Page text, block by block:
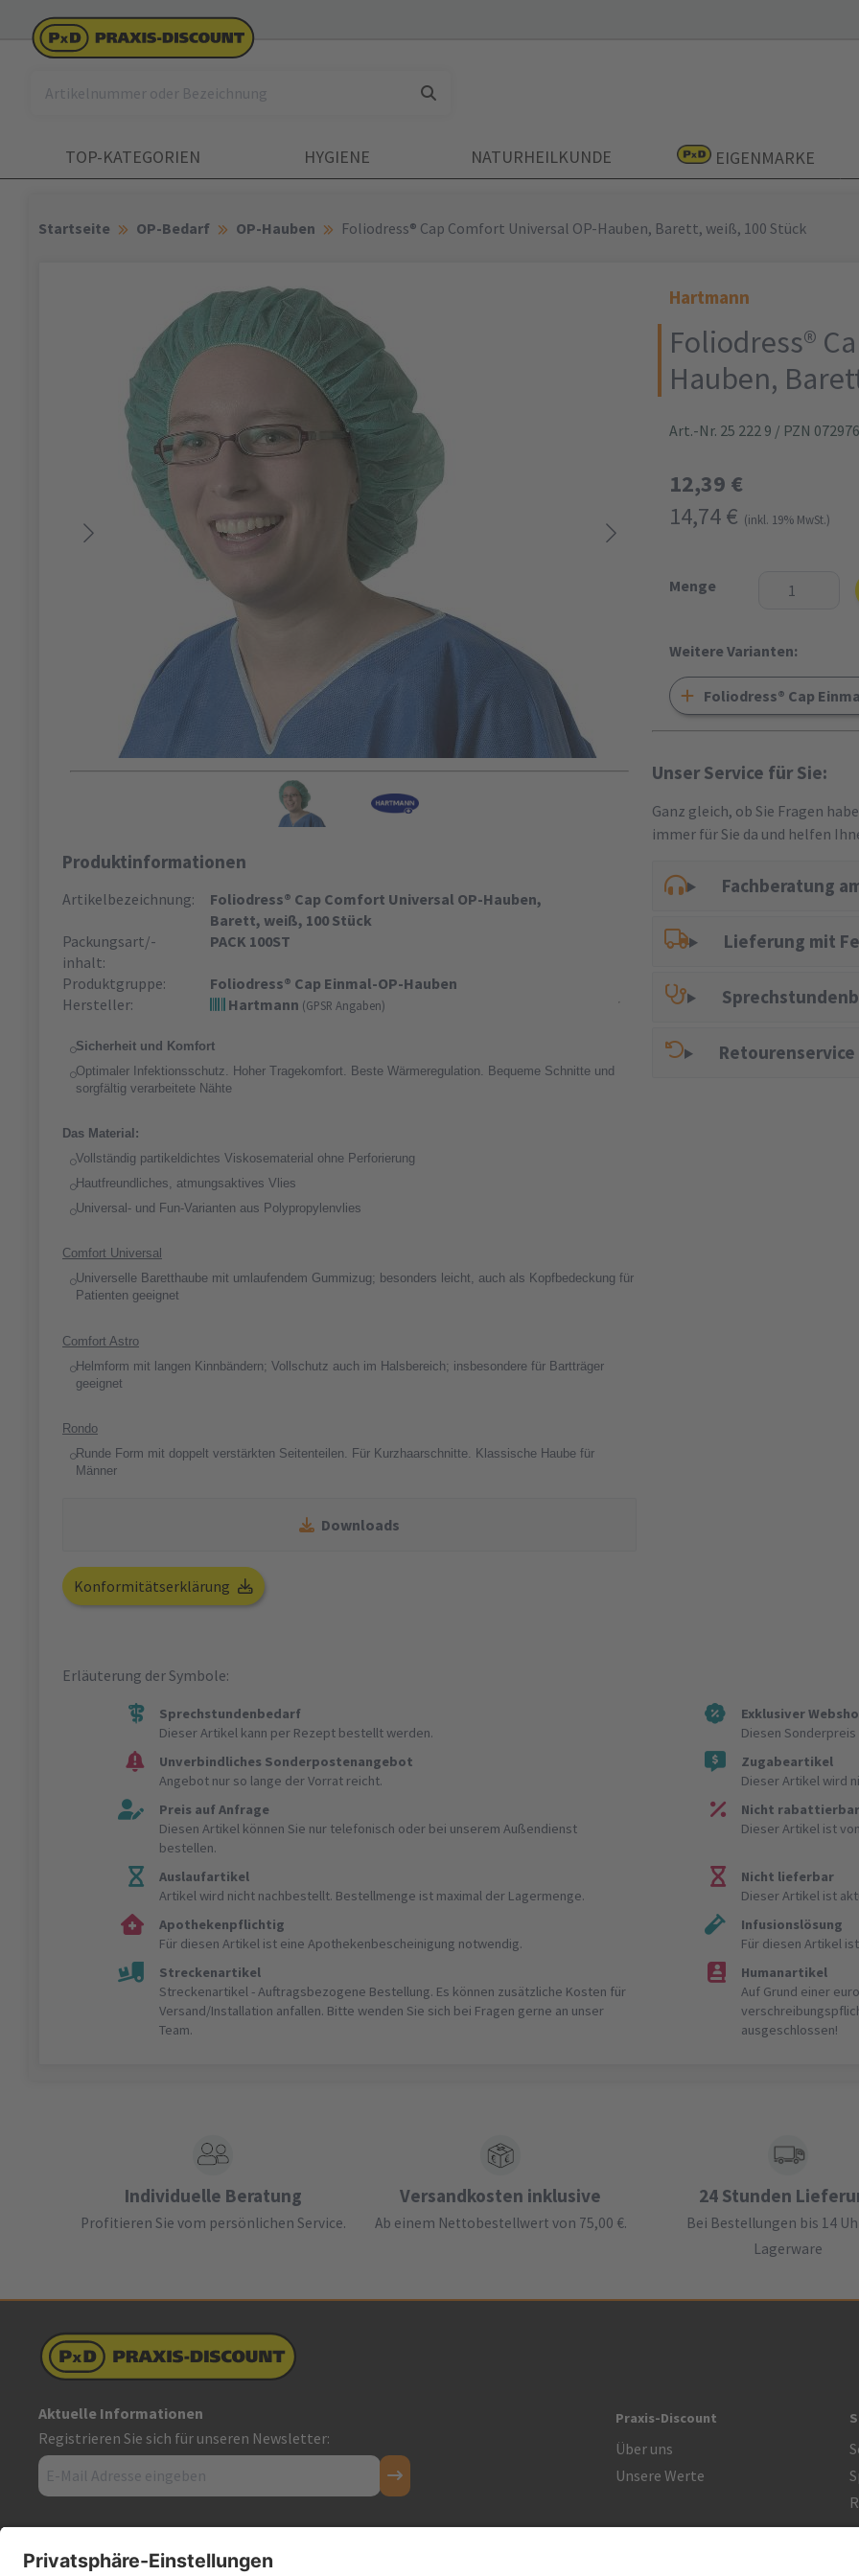
TOP-KATEGORIEN HYGIENE NATURHEILKUNDE EIGENMARKE
Startseite OP-Bedarf OP-Hauben Foliodress® Cap Comfort Universal OP-Hauben, Barett, weiß, 100 Stück
Produktinformationen
Artikelbezeichnung:
Foliodress® Cap Comfort Universal OP-Hauben,
Barett, weiß, 100 Stück
Packungsart/-
inhalt:
PACK 100ST
Produktgruppe:
Foliodress® Cap Einmal-OP-Hauben
Hersteller:
Hartmann (GPSR Angaben)
Sicherheit und Komfort
Optimaler Infektionsschutz. Hoher Tragekomfort. Beste Wärmeregulation. Bequeme Schnitte und
sorgfältig verarbeitete Nähte
Das Material:
Vollständig partikeldichtes Viskosematerial ohne Perforierung
Hautfreundliches, atmungsaktives Vlies
Universal- und Fun-Varianten aus Polypropylenvlies
Comfort Universal
Universelle Baretthaube mit umlaufendem Gummizug; besonders leicht, auch als Kopfbedeckung für
Patienten geeignet
Comfort Astro
Helmform mit langen Kinnbändern; Vollschutz auch im Halsbereich; insbesondere für Bartträger
geeignet
Rondo
Runde Form mit doppelt verstärkten Seitenteilen. Für Kurzhaarschnitte. Klassische Haube für
Männer
Downloads
Konformitätserklärung
Hartmann
Foliodress®
Hauben,
Art.-Nr. 25 222 9 / PZN
12,39 €
14,74 € (inkl. 19% MwSt.)
Menge
Weitere Varianten:
Foliodress® Cap
Unser Service für Sie:
Ganz gleich, ob Sie Fragen
immer für Sie da und helfen
Fachberatung
Lieferung mit
Erläuterung der Symbole:
Sprechstundenbedarf
Dieser Artikel kann per Rezept bestellt werden.
Exklusiver
Diesen
Unverbindliches Sonderpostenangebot
Angebot nur so lange der Vorrat reicht.
Zugabeartikel
Dieser Artikel wird
Preis auf Anfrage
Diesen Artikel können Sie nur telefonisch oder bei unserem Außendienst
bestellen.
Nicht rabattierbar
Dieser Artikel ist
Auslaufartikel
Artikel wird nicht nachbestellt. Bestellmenge ist maximal der Lagermenge.
Nicht lieferbar
Dieser Artikel ist
Apothekenpflichtig
Für diesen Artikel ist eine Apothekenbescheinigung notwendig.
Infusionslösung
Für diesen Artikel
Streckenartikel
Streckenartikel - Auftragsbezogene Bestellung. Es können zusätzliche Kosten für
Versand/Installation anfallen. Bitte wenden Sie sich bei Fragen gerne an unser
Team.
Humanartikel
Auf Grund einer
ausgeschlossen!
Individuelle Beratung
Profitieren Sie vom persönlichen Service.
Versandkosten inklusive
Ab einem Nettobestellwert von 75,00 €.
24 Stunden
Bei Bestellungen bis 14
Lagerware
Aktuelle Informationen
Registrieren Sie sich für unseren Newsletter:
Firmensitz
Praxis-Discount
Über uns
Unsere Werte